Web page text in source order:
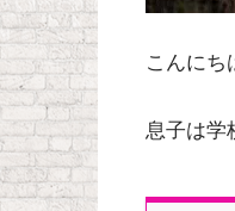
こんにち
息子は学